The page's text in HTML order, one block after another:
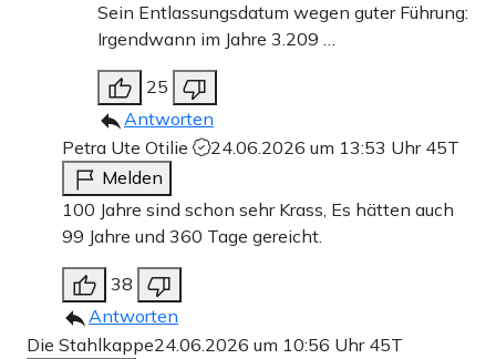
Sein Entlassungsdatum wegen guter Führung:
Irgendwann im Jahre 3.209 …
25
Antworten
Petra Ute Otilie
24.06.2026 um 13:53 Uhr 45T
Melden
100 Jahre sind schon sehr Krass, Es hätten auch
99 Jahre und 360 Tage gereicht.
38
Antworten
Die Stahlkappe24.06.2026 um 10:56 Uhr 45T